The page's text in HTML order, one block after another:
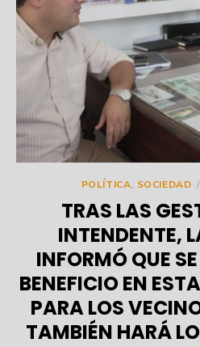
POLÍTICA, SOCIEDAD
TRAS LAS
INTENDENTE,
INFORMÓ QUE
BENEFICIO EN
PARA LOS
TAMBIÉN HARÁ